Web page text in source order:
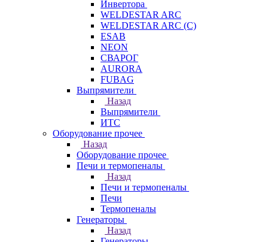
Инвертора
WELDESTAR ARC
WELDESTAR ARC (С)
ESAB
NEON
СВАРОГ
AURORA
FUBAG
Выпрямители
Назад
Выпрямители
ИТС
Оборудование прочее
Назад
Оборудование прочее
Печи и термопеналы
Назад
Печи и термопеналы
Печи
Термопеналы
Генераторы
Назад